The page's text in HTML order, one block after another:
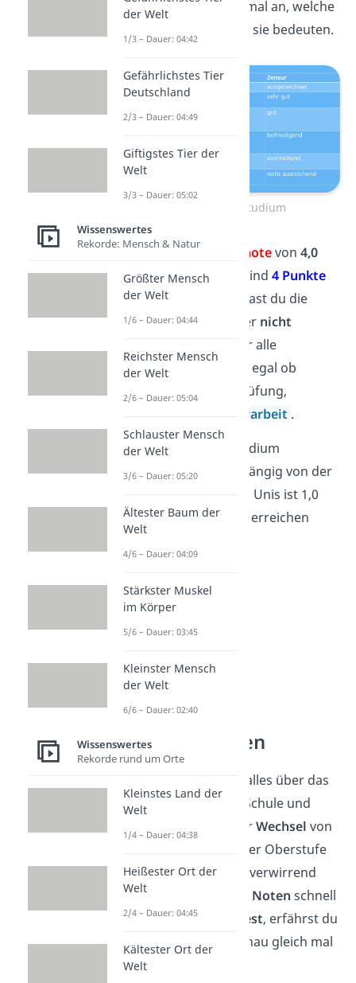
derNoten Tabelle
einmal an, welche
Noten es gibt und was sie bedeuten.
Benotung im Studium
Hast du eineDezimalnotevon4,0
oder schlechter (das sind 4 Punkte
oder weniger), dann hast du die
Prüfungsleistung leider nicht
. Das gilt für alle
Prüfungen an der Uni, egal ob
Klausur, mündliche Prüfung,
Masterarbeit .
Ob die Note
im Studium
vergeben wird, ist abhängig von der
Universität. An einigen Unis ist 1,0
diebeste Note, die du erreichen
Punkte in Noten
Klasse! Jetzt weißt du alles über das
Benotungssystem
in Schule und
Studium. Vor allem derWechsel von
Noten zu Punkten in der Oberstufe
kann erstmal ziemlich verwirrend
sein. Wie du
Punkte in Noten schnell
und einfachumrechnest, erfährst du
hier im Video . Also schau gleich mal
vorbei!
der Welt
1/3 – Dauer: 04:42
Gefährlichstes Tier
Deutschland
2/3 – Dauer: 04:49
Giftigstes Tier der
Welt
3/3 – Dauer: 05:02
Wissenswertes
Rekorde: Mensch & Natur
Größter Mensch
der Welt
1/6 – Dauer: 04:44
Reichster Mensch
der Welt
2/6 – Dauer: 05:04
Schlauster Mensch
der Welt
3/6 – Dauer: 05:20
Ältester Baum der
Welt
4/6 – Dauer: 04:09
Stärkster Muskel
im Körper
5/6 – Dauer: 03:45
Kleinster Mensch
der Welt
6/6 – Dauer: 02:40
Wissenswertes
Rekorde rund um Orte
Kleinstes Land der
Welt
1/4 – Dauer: 04:38
Heißester Ort der
Welt
2/4 – Dauer: 04:45
Kältester Ort der
Welt